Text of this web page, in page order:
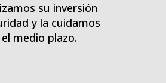
su inversión
y la cuidamos
el medio plazo.